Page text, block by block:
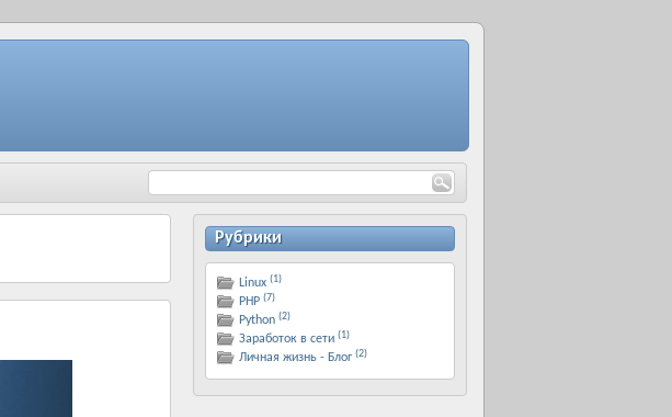
Рубрики
Linux (1)
PHP (7)
Python (2)
Заработок в сети (1)
Личная жизнь - Блог (2)